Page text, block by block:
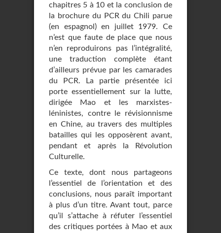
chapitres 5 à 10 et la conclusion de
la brochure du PCR du Chili parue
(en espagnol) en juillet 1979. Ce
n’est que faute de place que nous
n’en reproduirons pas l’intégralité,
une traduction complète étant
d’ailleurs prévue par les camarades
du PCR. La partie présentée ici
porte essentiellement sur la lutte,
dirigée Mao et les marxistes-
léninistes, contre le révisionnisme
en Chine, au travers des multiples
batailles qui les opposèrent avant,
pendant et après la Révolution
Culturelle.
Ce texte, dont nous partageons
l’essentiel de l’orientation et des
conclusions, nous paraît important
à plus d’un titre. Avant tout, parce
qu’il s’attache à réfuter l’essentiel
des critiques portées à Mao et aux